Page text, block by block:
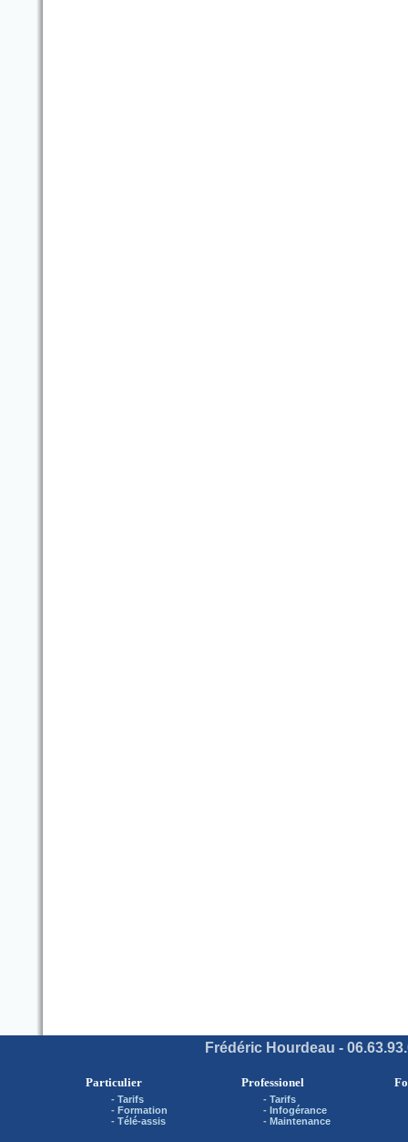
Frédéric Hourdeau -
Particulier Professionel
- Tarifs
- Formation
- Télé-assis
- Tarifs
- Infogérance
- Maintenance